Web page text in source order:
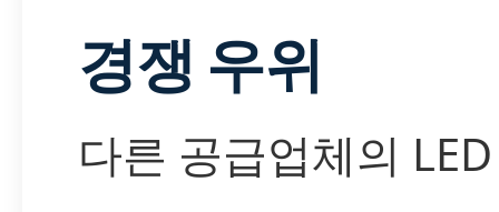
경쟁 우위
다른 공급업체의